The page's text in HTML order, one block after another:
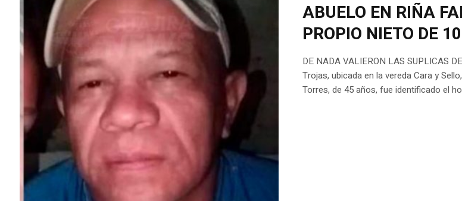
ABUELO EN RIÑA
PROPIO NIETO DE
DE NADA VALIERON LAS SUPLICAS
Trojas, ubicada en la vereda Cara y
Torres, de 45 años, fue identificado el